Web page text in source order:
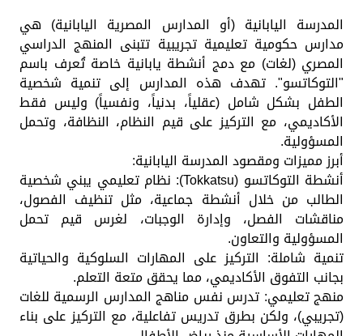
المدرسة اليابانية (أو المدارس المصرية اليابانية) هي
مدارس حكومية تعليمية تجريبية تتبنى المنهج الدراسي
المصري (لغات) مع دمج أنشطة يابانية خاصة تُعرف باسم
"التوكاتسو". تهدف هذه المدارس إلى تنمية شخصية
الطفل بشكل شامل (عقلياً، بدنياً، ونفسياً) وليس فقط
الأكاديمي، مع التركيز على قيم النظام، النظافة، وتحمل
المسؤولية.
أبرز مميزات ومقصود المدرسة اليابانية:
أنشطة التوكاتسو (Tokkatsu): نظام تعليمي يبني شخصية
الطالب من خلال أنشطة جماعية، مثل تنظيف الفصول،
مناقشات الفصل، وإدارة الوجبات، لغرس قيم تحمل
المسؤولية والتعاون.
تنمية شاملة: التركيز على المهارات السلوكية والحياتية
بجانب التفوق الأكاديمي، مما يحقق متعة التعلم.
منهج تعليمي: تدرس نفس مناهج المدارس الرسمية للغات
(تجريبي)، ولكن بطرق تدريس تفاعلية، مع التركيز على بناء